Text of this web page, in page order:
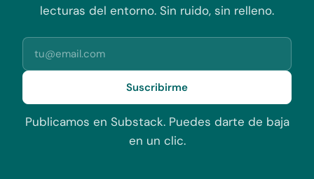
lecturas del entorno. Sin ruido, sin relleno.
Suscribirme
Publicamos en Substack. Puedes darte de baja
en un clic.